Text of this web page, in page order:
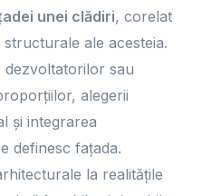
unei clădiri, corelat
ale acesteia.
sau
alegerii
și integrarea
definesc fațada.
la realitățile